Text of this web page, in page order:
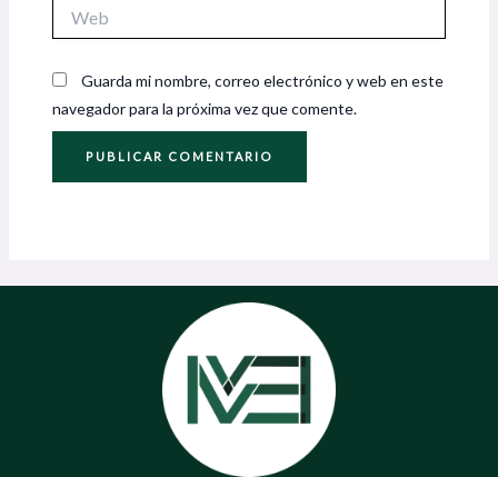
Guarda mi nombre, correo electrónico y web en este
navegador para la próxima vez que comente.